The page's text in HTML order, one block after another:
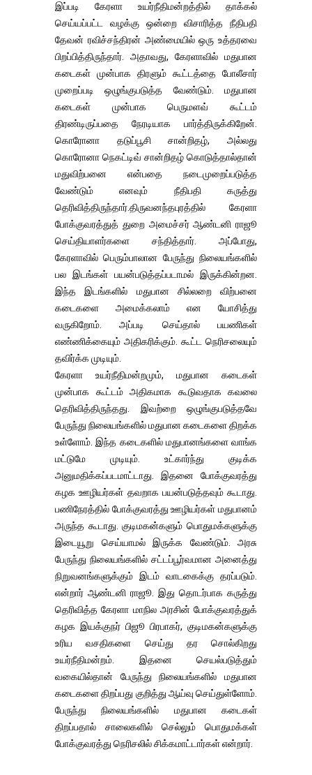
இப்படி கேரளா உயர்நீதிமன்றத்தில் தாக்கல்
செய்யப்பட்ட வழக்கு ஒன்றை விசாரித்த நீதிபதி
தேவன் ரவிச்சந்திரன் அண்மையில் ஒரு உத்தரவை
பிறப்பித்திருந்தார். அதாவது, கேரளாவில் மதுபான
கடைகள் முன்பாக திரளும் கூட்டத்தை போலீசார்
முறைப்படி ஒழுங்குபடுத்த வேண்டும். மதுபான
கடைகள் முன்பாக பெருமளவ் கூட்டம்
திரண்டிருப்பதை நேரடியாக பார்த்திருக்கிறேன்.
கொரோனா தடுப்பூசி சான்றிதழ், அல்லது
கொரோனா நெகட்டிவ் சான்றிதழ் கொடுத்தால்தான்
மதுவிற்பனை என்பதை நடைமுறைப்படுத்த
வேண்டும் எனவும் நீதிபதி கருத்து
தெரிவித்திருந்தார்.திருவனந்தபுரத்தில் கேரளா
போக்குவரத்துத் துறை அமைச்சர் ஆண்டனி ராஜூ
செய்தியாளர்களை சந்தித்தார். அப்போது,
கேரளாவில் பெரும்பாலான பேருந்து நிலையங்களில்
பல இடங்கள் பயன்படுத்தப்படாமல் இருக்கின்றன.
இந்த இடங்களில் மதுபான சில்லறை விற்பனை
கடைகளை அமைக்கலாம் என யோசித்து
வருகிறோம். அப்படி செய்தால் பயணிகள்
எண்ணிக்கையும் அதிகரிக்கும். கூட்ட நெரிசலையும்
தவிர்க்க முடியும்.
கேரளா உயர்நீதிமன்றமும், மதுபான கடைகள்
முன்பாக கூட்டம் அதிகமாக கூடுவதாக கவலை
தெரிவித்திருந்தது. இவற்றை ஒழுங்குபடுத்தவே
பேருந்து நிலையங்களில் மதுபான கடைகளை திறக்க
உள்ளோம். இந்த கடைகளில் மதுபானங்களை வாங்க
மட்டுமே முடியும். உட்கார்ந்து குடிக்க
அனுமதிக்கப்படமாட்டாது. இதனை போக்குவரத்து
கழக ஊழியர்கள் தவறாக பயன்படுத்தவும் கூடாது.
பணிநேரத்தில் போக்குவரத்து ஊழியர்கள் மதுபானம்
அருந்த கூடாது. குடிமகன்களும் பொதுமக்களுக்கு
இடையூறு செய்யாமல் இருக்க வேண்டும். அரசு
பேருந்து நிலையங்களில் சட்டப்பூர்வமான அனைத்து
நிறுவனங்களுக்கும் இடம் வாடகைக்கு தரப்படும்.
என்றார் ஆண்டனி ராஜூ. இது தொடர்பாக கருத்து
தெரிவித்த கேரளா மாநில அரசின் போக்குவரத்துக்
கழக இயக்குநர் பிஜூ பிரபாகர், குடிமகன்களுக்கு
உரிய வசதிகளை செய்து தர சொல்கிறது
உயர்நீதிமன்றம். இதனை செயல்படுத்தும்
வகையில்தான் பேருந்து நிலையங்களில் மதுபான
கடைகளை திறப்பது குறித்து ஆய்வு செய்துள்ளோம்.
பேருந்து நிலையங்களில் மதுபான கடைகள்
திறப்பதால் சாலைகளில் செல்லும் பொதுமக்கள்
போக்குவரத்து நெரிசலில் சிக்கமாட்டார்கள் என்றார்.